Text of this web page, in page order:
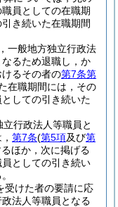
員としての在職期
き続いた在職期間
一般地方独立行政法
るため退職し，か
るその者の第7条第
在職期間には，その
しての引き続いた
行政法人等職員と
第7条(第5項及び第
ほか，次に掲げる
としての引き続い
受けた者の要請に応
法人等職員となる